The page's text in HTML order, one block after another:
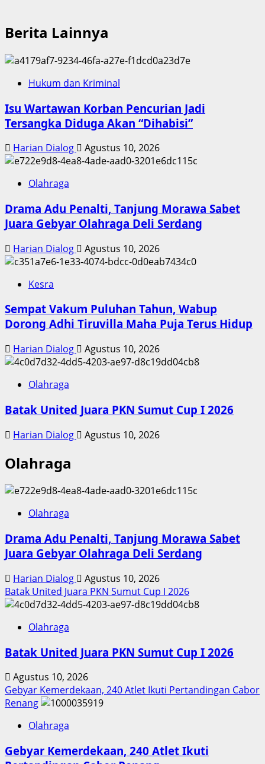
Berita Lainnya
Hukum dan Kriminal
Isu Wartawan Korban Pencurian Jadi
Tersangka Diduga Akan “Dihabisi”
Harian Dialog Agustus 10, 2026
Olahraga
Drama Adu Penalti, Tanjung Morawa Sabet
Juara Gebyar Olahraga Deli Serdang
Harian Dialog Agustus 10, 2026
Kesra
Sempat Vakum Puluhan Tahun, Wabup
Dorong Adhi Tiruvilla Maha Puja Terus Hidup
Harian Dialog Agustus 10, 2026
Olahraga
Batak United Juara PKN Sumut Cup I 2026
Harian Dialog Agustus 10, 2026
Olahraga
Olahraga
Drama Adu Penalti, Tanjung Morawa Sabet
Juara Gebyar Olahraga Deli Serdang
Harian Dialog
Agustus 10, 2026
Batak United Juara PKN Sumut Cup I 2026
Olahraga
Batak United Juara PKN Sumut Cup I 2026
Agustus 10, 2026
Gebyar Kemerdekaan, 240 Atlet Ikuti Pertandingan Cabor
Renang
Olahraga
Gebyar Kemerdekaan, 240 Atlet Ikuti